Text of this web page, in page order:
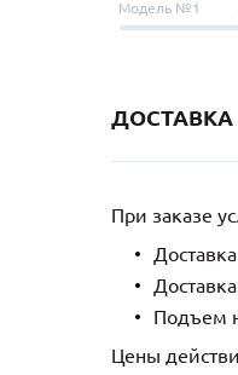
Модель №1
ДОСТАВКА
При заказе
Подъем
Цены